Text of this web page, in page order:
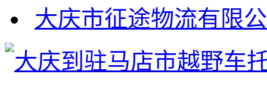
大庆市征途物流有限